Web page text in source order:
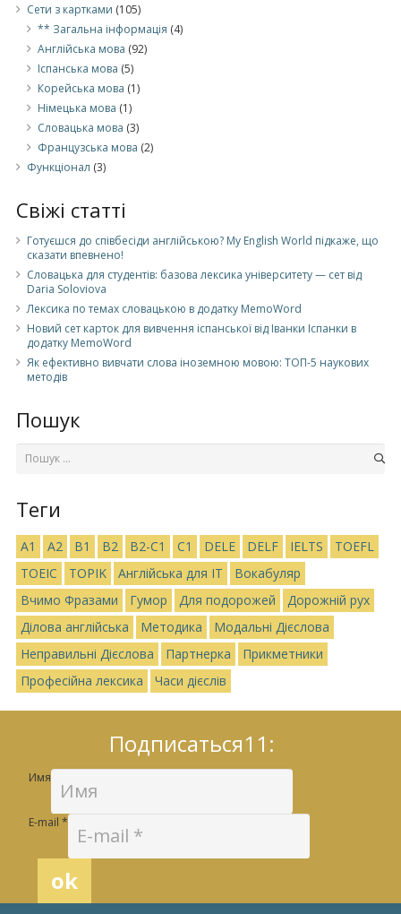
Сети з картками (105)
** Загальна інформація (4)
Англійська мова (92)
Іспанська мова (5)
Корейська мова (1)
Німецькa мова (1)
Словацька мова (3)
Французська мова (2)
Функціонал (3)
Свіжі статті
Готуєшся до співбесіди англійською? My English World підкаже, що
сказати впевнено!
Словацька для студентів: базова лексика університету — сет від
Daria Soloviova
Лексика по темах словацькою в додатку MemoWord
Новий сет карток для вивчення іспанської від Іванки Іспанки в
додатку MemoWord
Як ефективно вивчати слова іноземною мовою: ТОП-5 наукових
методів
Пошук
Теги
A1 A2 B1 B2 B2-C1 C1 DELE DELF IELTS
TOEFL
TOEIC
TOPIK Англійська для IT
Вокабуляр
Вчимо Фразами
Гумор Для подорожей
Дорожній рух
Ділова англійська
Методика
Модальні Дієслова
Неправильні Дієслова
Партнерка
Прикметники
Професійна лексика
Часи дієслів
Подписаться11:
Имя
E-mail*